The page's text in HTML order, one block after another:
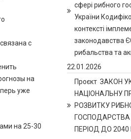
с
на
уже
на 25-30
сфері рибного
України
контексті
законодавства
рибальства та
22.01.2026
Проєкт ЗАКОН
НАЦІОНАЛЬНУ
РОЗВИТКУ
ГОСПОДАРСТВА
ПЕРІОД ДО